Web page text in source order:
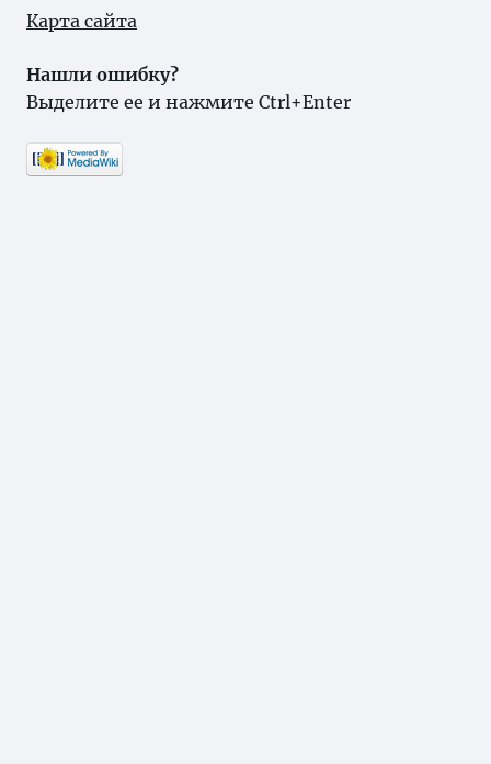
Карта сайта
Нашли ошибку?
Выделите ее и нажмите Ctrl+Enter